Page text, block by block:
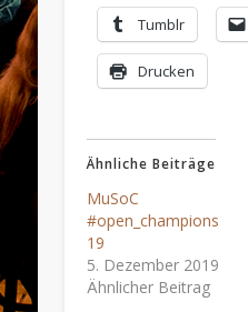
Tumblr
Drucken
Ähnliche Beiträge
MuSoC
#open_champions
19
5. Dezember 2019
Ähnlicher Beitrag